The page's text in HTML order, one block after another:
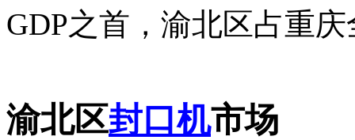
GDP之首，渝北区占重
渝北区封口机市场